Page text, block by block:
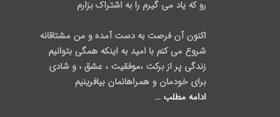
رو که یاد می گیرم را به اشتراک بزارم
اکنون آن فرصت به دست آمده و من مشتاقانه
شروع می کنم با امید به اینکه همگی بتوانیم
زندگی پر از برکت ،موفقیت ، عشق ، و شادی
برای خودمان و همراهانمان بیافرینیم
ادامه مطلب ...